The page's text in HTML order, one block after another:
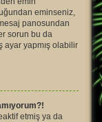
eminseniz,
panosundan
sorun bu da
ayar yapmış olabilir
etmiş ya da